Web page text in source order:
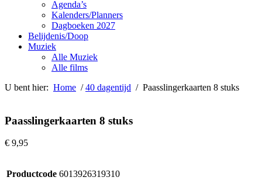
Agenda’s
Kalenders/Planners
Dagboeken 2027
Belijdenis/Doop
Muziek
Alle Muziek
Alle films
U bent hier: Home /40 dagentijd / Paasslingerkaarten 8 stuks
Paasslingerkaarten 8 stuks
€ 9,95
Productcode 6013926319310